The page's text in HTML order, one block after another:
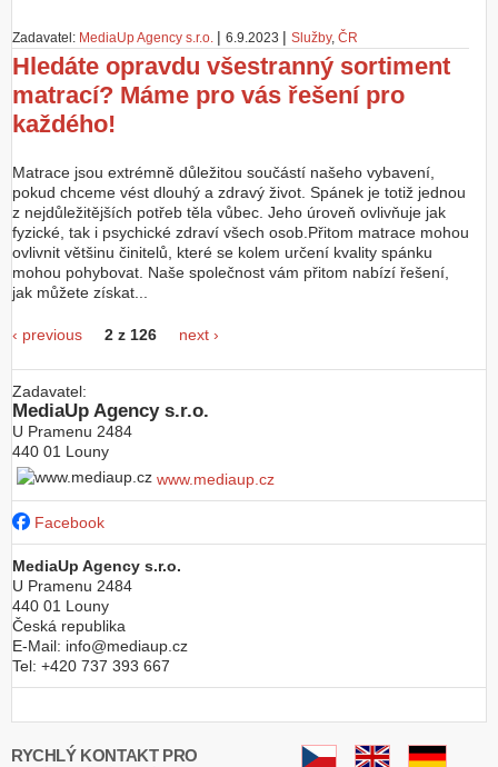
Zadavatel: MediaUp Agency s.r.o. | 6.9.2023 | Služby, ČR
Hledáte opravdu všestranný sortiment
matrací? Máme pro vás řešení pro
každého!
Matrace jsou extrémně důležitou součástí našeho vybavení,
pokud chceme vést dlouhý a zdravý život. Spánek je totiž jednou
z nejdůležitějších potřeb těla vůbec. Jeho úroveň ovlivňuje jak
fyzické, tak i psychické zdraví všech osob.Přitom matrace mohou
ovlivnit většinu činitelů, které se kolem určení kvality spánku
mohou pohybovat. Naše společnost vám přitom nabízí řešení,
jak můžete získat...
‹ previous 2 z 126 next ›
Zadavatel:
MediaUp Agency s.r.o.
U Pramenu 2484
440 01 Louny
www.mediaup.cz
Facebook
MediaUp Agency s.r.o.
U Pramenu 2484
440 01 Louny
Česká republika
E-Mail: info@mediaup.cz
Tel: +420 737 393 667
RYCHLÝ KONTAKT PRO